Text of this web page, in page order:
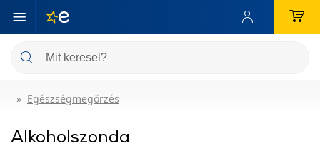
Egészségmegőrzés
Alkoholszonda